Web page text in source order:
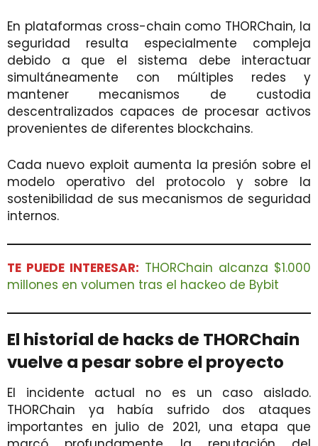
En plataformas cross-chain como THORChain, la
seguridad resulta especialmente compleja
debido a que el sistema debe interactuar
simultáneamente con múltiples redes y
mantener mecanismos de custodia
descentralizados capaces de procesar activos
provenientes de diferentes blockchains.
Cada nuevo exploit aumenta la presión sobre el
modelo operativo del protocolo y sobre la
sostenibilidad de sus mecanismos de seguridad
internos.
TE PUEDE INTERESAR: THORChain alcanza $1.000
millones en volumen tras el hackeo de Bybit
El historial de hacks de THORChain
vuelve a pesar sobre el proyecto
El incidente actual no es un caso aislado.
THORChain ya había sufrido dos ataques
importantes en julio de 2021, una etapa que